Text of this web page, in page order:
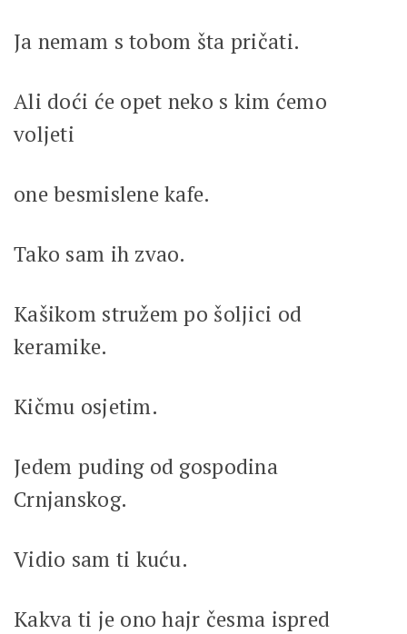
Ja nemam s tobom šta pričati.
Ali doći će opet neko s kim ćemo
voljeti
one besmislene kafe.
Tako sam ih zvao.
Kašikom stružem po šoljici od
keramike.
Kičmu osjetim.
Jedem puding od gospodina
Crnjanskog.
Vidio sam ti kuću.
Kakva ti je ono hajr česma ispred